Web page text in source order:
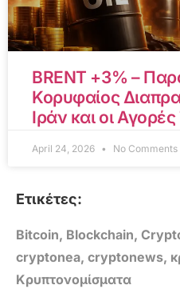
BRENT +3% –
Κορυφαίος
Ιράν και οι
April 24, 2026 No Comments
Ετικέτες:
Bitcoin, Blockchain,
cryptonea, cryptonews,
Κρυπτονομίσματα